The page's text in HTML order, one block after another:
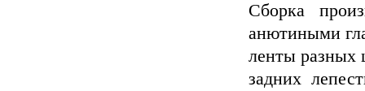
Сборка
анютиными
ленты разных
задних